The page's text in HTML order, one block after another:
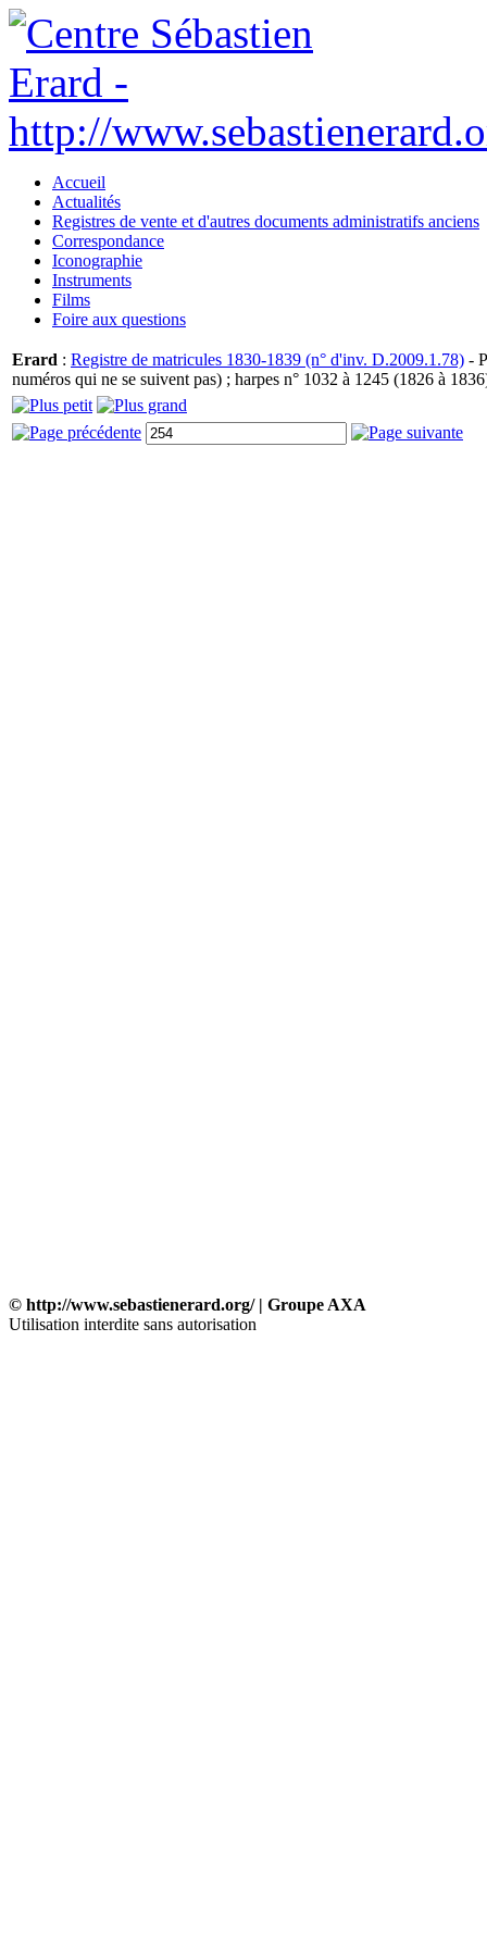
Accueil
Actualités
Registres de vente et d'autres documents administratifs anciens
Correspondance
Iconographie
Instruments
Films
Foire aux questions
Erard : Registre de matricules 1830-1839 (n° d'inv. D.2009.1.78) -
numéros qui ne se suivent pas) ; harpes n° 1032 à 1245 (1826 à
© http://www.sebastienerard.org/ | Groupe AXA
Utilisation interdite sans autorisation